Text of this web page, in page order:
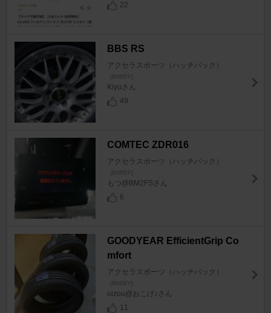
22
BBS RS
アクセラスポーツ（ハッチバック）
[BM/BY]
Kiyuさん
49
COMTEC ZDR016
アクセラスポーツ（ハッチバック）
[BM/BY]
もつ@BM2FSさん
6
GOODYEAR EfficientGrip Co
mfort
アクセラスポーツ（ハッチバック）
[BM/BY]
oizou@おこげ♪さん
11